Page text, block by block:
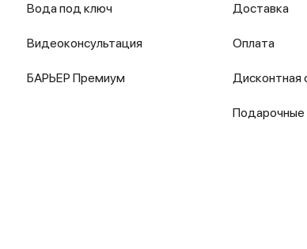
Вода под ключ
Видеоконсультация
БАРЬЕР Премиум
Доставка
Оплата
Дисконтная
Подарочные